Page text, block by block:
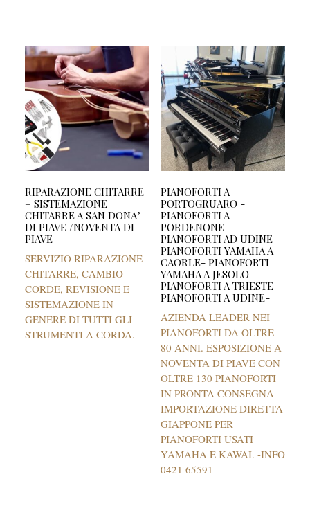
RIPARAZIONE CHITARRE
– SISTEMAZIONE
CHITARRE A SAN DONA’
DI PIAVE /NOVENTA DI
PIAVE
SERVIZIO RIPARAZIONE
CHITARRE, CAMBIO
CORDE, REVISIONE E
SISTEMAZIONE IN
GENERE DI TUTTI GLI
STRUMENTI A CORDA.
PIANOFORTI A
PORTOGRUARO -
PIANOFORTI A
PORDENONE-
PIANOFORTI AD UDINE-
PIANOFORTI YAMAHA A
CAORLE- PIANOFORTI
YAMAHA A JESOLO –
PIANOFORTI A TRIESTE -
PIANOFORTI A UDINE-
AZIENDA LEADER NEI
PIANOFORTI DA OLTRE
80 ANNI. ESPOSIZIONE A
NOVENTA DI PIAVE CON
OLTRE 130 PIANOFORTI
IN PRONTA CONSEGNA -
IMPORTAZIONE DIRETTA
GIAPPONE PER
PIANOFORTI USATI
YAMAHA E KAWAI. -INFO
0421 65591